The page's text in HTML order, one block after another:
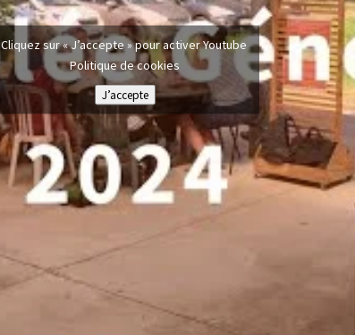
Cliquez sur « J’accepte » pour activer Youtube
Politique de cookies
J’accepte